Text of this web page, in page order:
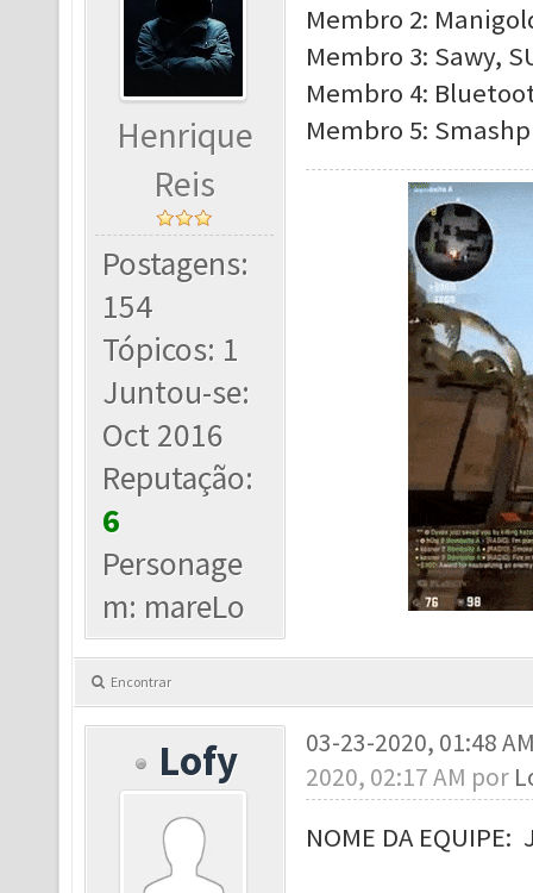
Henrique
Reis
Postagens:
154
Tópicos: 1
Juntou-se:
Oct 2016
Reputação:
6
Personage
m: mareLo
Membro 2:
Membro 3: Sawy,
Membro 4:
Membro 5:
Encontrar
Lofy
03-23-2020, 01:48
2020, 02:17 AM por
NOME DA EQUIPE: